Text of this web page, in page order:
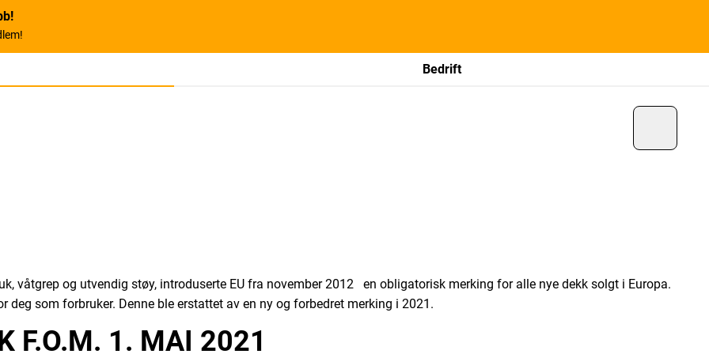
Bedrift
våtgrep og utvendig støy, introduserte EU fra november 2012 en obligatorisk merking for alle nye dekk solgt i Europa.
deg som forbruker. Denne ble erstattet av en ny og forbedret merking i 2021.
F.O.M. 1. MAI 2021